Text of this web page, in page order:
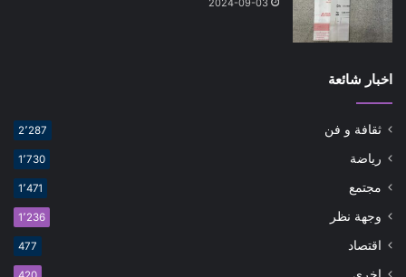
2024-09-03
اخبار شائعة
ثقافة و فن 2٬287
رياضة 1٬730
مجتمع 1٬471
وجهة نظر 1٬236
اقتصاد 477